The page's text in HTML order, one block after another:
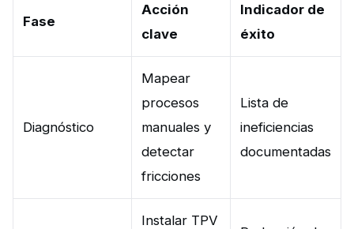
Fase
Acción
clave
Indicador de
éxito
Diagnóstico
Mapear
procesos
manuales y
detectar
fricciones
Lista de
ineficiencias
documentadas
Instalar TPV